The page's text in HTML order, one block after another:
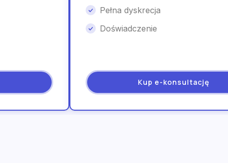
Pełna dyskrecja
Doświadczenie
Kup e-konsultację